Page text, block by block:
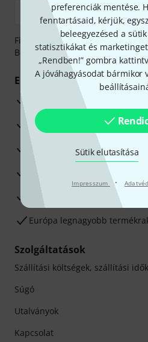
preferenciák mentése.
fenntartásaid, kérjük,
beleegyezésed a
statisztikákat és
„Rendben!” gombra
A jóváhagyásodat bármikor
Sütik elutasítása
Impresszum ·
Fizessen biztonságosan,
Betéti- vagy hitelkártya
Előnyök
3 éves Thomann-garancia
30 napos pénzvisszafizetési
Javítás/Szervizelés
Hozzáértők szaktanácsadása
Elégedettségi Garancia
Európa legnagyobb
Szolgáltatások
Szállítási költségek, szállítási idők
Súgó
Utalványok
Kapcsolat